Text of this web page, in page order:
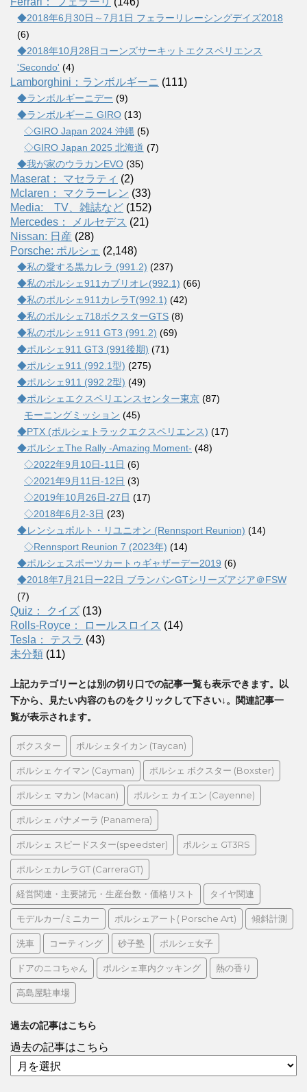
◆2018年6月30日～7月1日 フェラーリレーシングデイズ2018
(6)
◆2018年10月28日コーンズサーキットエクスペリエンス
'Secondo' (4)
Lamborghini：ランボルギーニ (111)
◆ランボルギーニデー (9)
◆ランボルギーニ GIRO (13)
◇GIRO Japan 2024 沖縄 (5)
◇GIRO Japan 2025 北海道 (7)
◆我が家のウラカンEVO (35)
Maserat： マセラティ (2)
Mclaren： マクラーレン (33)
Media: TV、雑誌など (152)
Mercedes： メルセデス (21)
Nissan: 日産 (28)
Porsche: ポルシェ (2,148)
◆私の愛する黒カレラ (991.2) (237)
◆私のポルシェ911カブリオレ(992.1) (66)
◆私のポルシェ911カレラT(992.1) (42)
◆私のポルシェ718ボクスターGTS (8)
◆私のポルシェ911 GT3 (991.2) (69)
◆ポルシェ911 GT3 (991後期) (71)
◆ポルシェ911 (992.1型) (275)
◆ポルシェ911 (992.2型) (49)
◆ポルシェエクスペリエンスセンター東京 (87)
モーニングミッション (45)
◆PTX (ポルシェトラックエクスペリエンス) (17)
◆ポルシェThe Rally -Amazing Moment- (48)
◇2022年9月10日-11日 (6)
◇2021年9月11日-12日 (3)
◇2019年10月26日-27日 (17)
◇2018年6月2-3日 (23)
◆レンシュポルト・リユニオン (Rennsport Reunion) (14)
◇Rennsport Reunion 7 (2023年) (14)
◆ポルシェスポーツカートゥギャザーデー2019 (6)
◆2018年7月21日ー22日 ブランパンGTシリーズアジア＠FSW
(7)
Quiz： クイズ (13)
Rolls-Royce： ロールスロイス (14)
Tesla： テスラ (43)
未分類 (11)
上記カテゴリーとは別の切り口での記事一覧も表示できます。以
下から、見たい内容のものをクリックして下さい↓。関連記事一
覧が表示されます。
ボクスター ポルシェタイカン (Taycan)
ポルシェ ケイマン (Cayman) ポルシェ ボクスター (Boxster)
ポルシェ マカン (Macan) ポルシェ カイエン (Cayenne)
ポルシェ パナメーラ (Panamera)
ポルシェ スピードスター(speedster) ポルシェ GT3RS
ポルシェカレラGT (CarreraGT)
経営関連・主要諸元・生産台数・価格リスト タイヤ関連
モデルカー/ミニカー ポルシェアート( Porsche Art) 傾斜計測
洗車 コーティング 砂子塾 ポルシェ女子
ドアのニコちゃん ポルシェ車内クッキング 熱の香り
高島屋駐車場
過去の記事はこちら
過去の記事はこちら